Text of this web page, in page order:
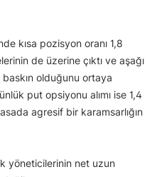
kısa pozisyon oranı 1,8
de üzerine çıktı ve aşağı
olduğunu ortaya
put opsiyonu alımı ise 1,4
agresif bir karamsarlığın
yöneticilerinin net uzun